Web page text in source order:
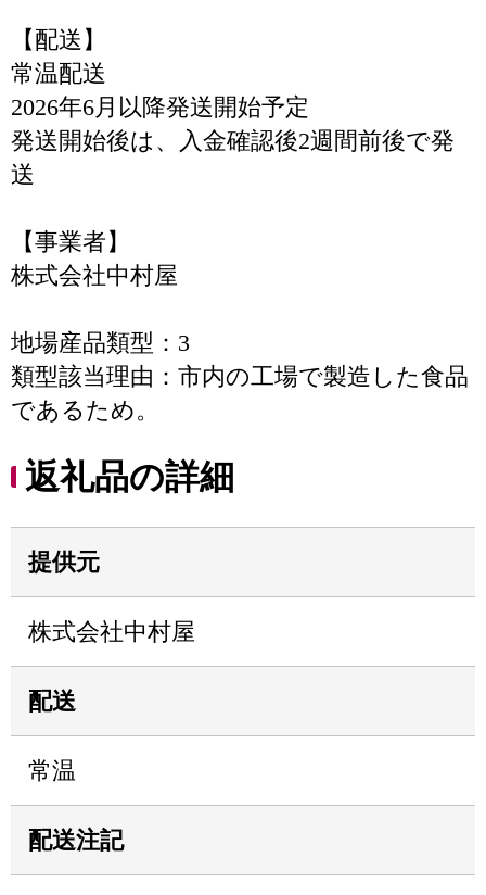
【配送】
常温配送
2026年6月以降発送開始予定
発送開始後は、入金確認後2週間前後で発
送
【事業者】
株式会社中村屋
地場産品類型：3
類型該当理由：市内の工場で製造した食品
であるため。
返礼品の詳細
提供元
株式会社中村屋
配送
常温
配送注記